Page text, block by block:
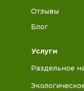
Услуги
Раздельное
Отзывы
Блог